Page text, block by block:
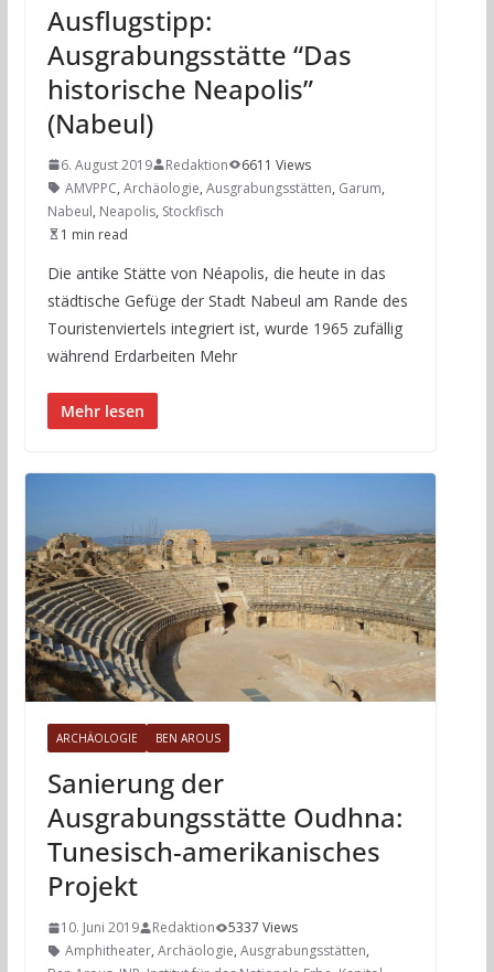
Ausflugstipp:
Ausgrabungsstätte “Das
historische Neapolis”
(Nabeul)
6. August 2019 Redaktion
6611 Views
AMVPPC, Archäologie, Ausgrabungsstätten, Garum,
Nabeul, Neapolis, Stockfisch
1 min read
Die antike Stätte von Néapolis, die heute in das
städtische Gefüge der Stadt Nabeul am Rande des
Touristenviertels integriert ist, wurde 1965 zufällig
während Erdarbeiten Mehr
Mehr lesen
ARCHÄOLOGIE BEN AROUS
Sanierung der
Ausgrabungsstätte Oudhna:
Tunesisch-amerikanisches
Projekt
10. Juni 2019 Redaktion
5337 Views
Amphitheater, Archäologie, Ausgrabungsstätten,